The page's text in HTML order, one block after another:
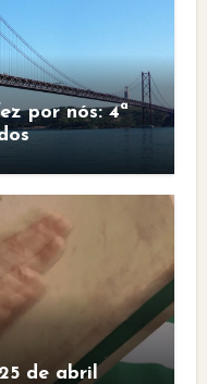
por nós: 4ª
de abril